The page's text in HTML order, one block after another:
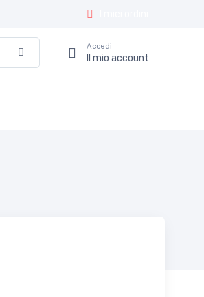
Conferma Accedi
Il mio account